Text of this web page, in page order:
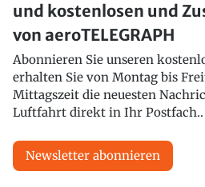
und kostenlosen und
von aeroTELEGRAPH
Abonnieren Sie unseren
erhalten Sie von Montag bis
Mittagszeit die neuesten
Luftfahrt direkt in Ihr Postfach..
Newsletter abonnieren